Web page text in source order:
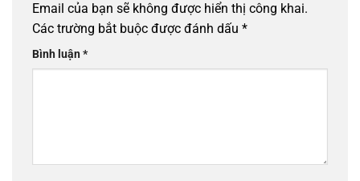
Email của bạn sẽ không được hiển thị công khai.
Các trường bắt buộc được đánh dấu *
Bình luận*